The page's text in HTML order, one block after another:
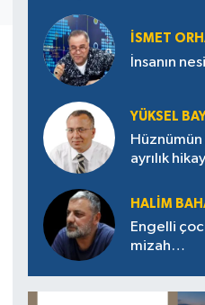
İSMET
YÜKSEL
Hüznümün
ayrılık
HALIM
Engelli
mizah…